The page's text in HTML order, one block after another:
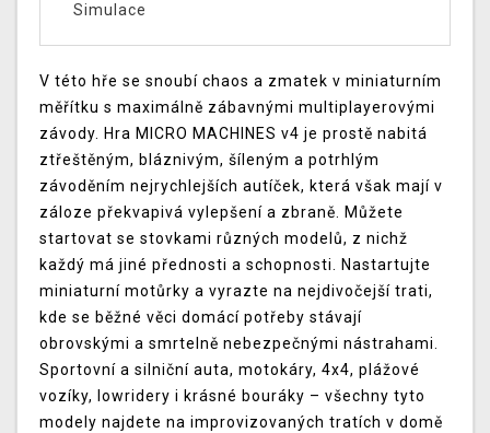
Simulace
V této hře se snoubí chaos a zmatek v miniaturním
měřítku s maximálně zábavnými multiplayerovými
závody. Hra MICRO MACHINES v4 je prostě nabitá
ztřeštěným, bláznivým, šíleným a potrhlým
závoděním nejrychlejších autíček, která však mají v
záloze překvapivá vylepšení a zbraně. Můžete
startovat se stovkami různých modelů, z nichž
každý má jiné přednosti a schopnosti. Nastartujte
miniaturní motůrky a vyrazte na nejdivočejší trati,
kde se běžné věci domácí potřeby stávají
obrovskými a smrtelně nebezpečnými nástrahami.
Sportovní a silniční auta, motokáry, 4x4, plážové
vozíky, lowridery i krásné bouráky – všechny tyto
modely najdete na improvizovaných tratích v domě